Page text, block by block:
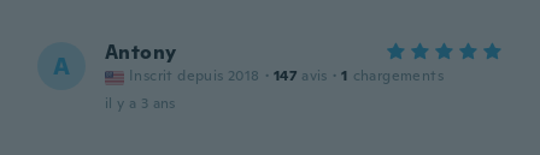
A Antony
Inscrit depuis 2018 · 147 avis · 1 chargements
il y a 3 ans